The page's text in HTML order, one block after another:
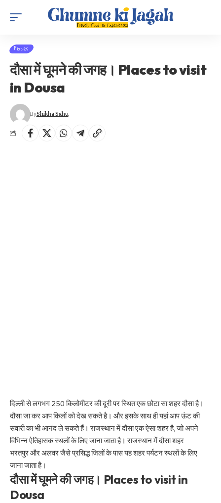
Places
दौसा में घूमने की जगह। Places to visit
in Dousa
ByShikha Sahu
दिल्ली से लगभग 250 किलोमीटर की दूरी पर स्थित एक छोटा सा शहर दौसा है।
दौसा जा कर आप किलों को देख सकते है। और इसके साथ ही यहां आप ऊंट की
सवारी का भी आनंद ले सकते हैं। राजस्थान में दौसा एक ऐसा शहर है, जो अपने
विभिन्न ऐतिहासक स्थलों के लिए जाना जाता है। राजस्थान में दौसा शहर
भरतपुर और अलवर जैसे प्रसिद्ध जिलों के पास यह शहर पर्यटन स्थलों के लिए
जाना जाता है।
दौसा में घूमने की जगह। Places to visit in
Dousa